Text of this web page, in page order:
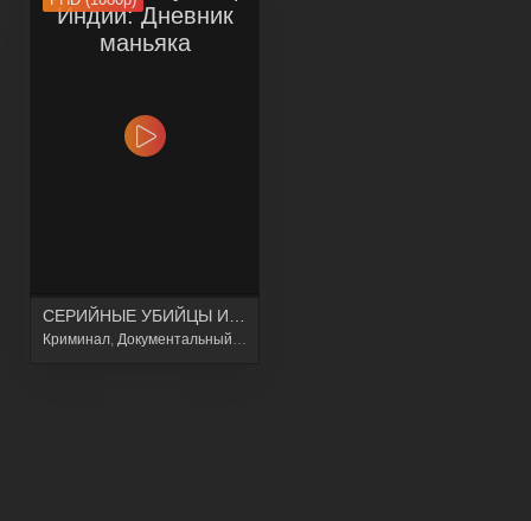
Криминал, Документальный,Исторический